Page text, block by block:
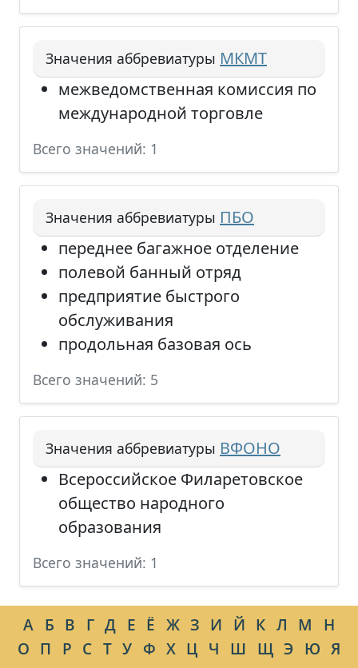
Значения аббревиатуры МКМТ
межведомственная комиссия по
международной торговле
Всего значений: 1
Значения аббревиатуры ПБО
переднее багажное отделение
полевой банный отряд
предприятие быстрого
обслуживания
продольная базовая ось
Всего значений: 5
Значения аббревиатуры ВФОНО
Всероссийское Филаретовское
общество народного
образования
Всего значений: 1
А Б В Г Д Е Ё Ж З И Й К Л М
Н
О П Р С Т У Ф Х Ц Ч Ш Щ Э Ю Я